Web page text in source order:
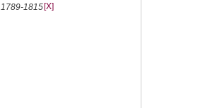
1789-1815[X]